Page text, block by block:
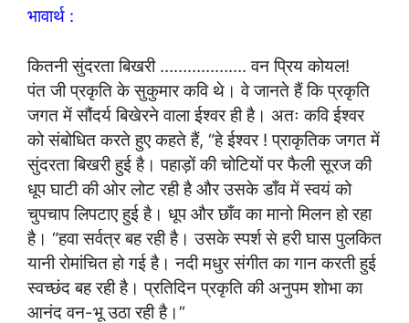
भावार्थ :
कितनी सुंदरता बिखरी ………………. वन प्रिय कोयल!
पंत जी प्रकृति के सुकुमार कवि थे। वे जानते हैं कि प्रकृति
जगत में सौंदर्य बिखेरने वाला ईश्वर ही है। अतः कवि ईश्वर
को संबोधित करते हुए कहते हैं, “हे ईश्वर ! प्राकृतिक जगत में
सुंदरता बिखरी हुई है। पहाड़ों की चोटियों पर फैली सूरज की
धूप घाटी की ओर लोट रही है और उसके डाँव में स्वयं को
चुपचाप लिपटाए हुई है। धूप और छाँव का मानो मिलन हो रहा
है। “हवा सर्वत्र बह रही है। उसके स्पर्श से हरी घास पुलकित
यानी रोमांचित हो गई है। नदी मधुर संगीत का गान करती हुई
स्वच्छंद बह रही है। प्रतिदिन प्रकृति की अनुपम शोभा का
आनंद वन-भू उठा रही है।”